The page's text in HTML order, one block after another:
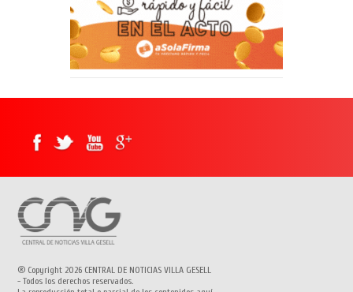
® Copyright 2026 CENTRAL DE NOTICIAS VILLA GESELL
- Todos los derechos reservados.